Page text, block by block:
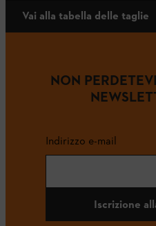
Vai alla tabella delle taglie
NON
Indirizzo e-mail
Iscrizione